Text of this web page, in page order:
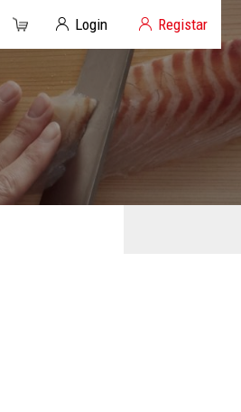
CarrinhoLogin Login de Clientes
Registar